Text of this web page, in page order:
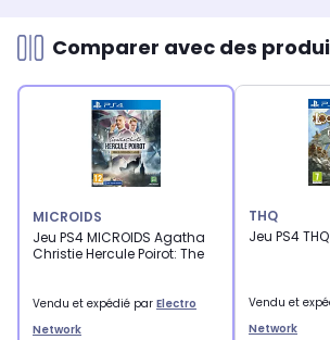
Comparer avec des
MICROIDS
Jeu PS4 MICROIDS Agatha
Christie Hercule Poirot: The
Vendu et expédié par Electro
Network
THQ
Jeu PS4
Vendu et
Network